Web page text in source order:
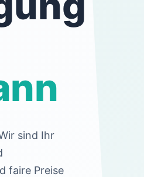
sind Ihr
faire Preise